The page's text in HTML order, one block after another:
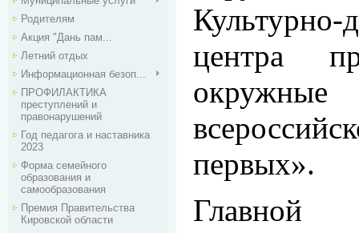
Родителям
Акция "Дань пам...
Летний отдых
Информационная безоп...
ПРОФИЛАКТИКА
преступлений и
правонарушений
Год педагога и наставника
2023
Форма семейного
образования и
самообразования
Премия Правительства
Кировской области
Культурно-
центра
первых».
Главной